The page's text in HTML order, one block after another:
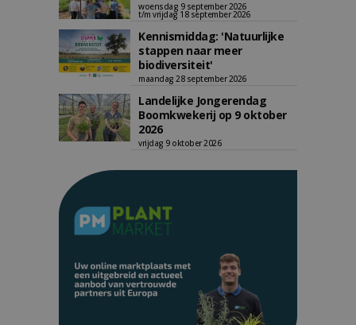
woensdag 9 september 2026
t/m vrijdag 18 september 2026
Kennismiddag: 'Natuurlijke
stappen naar meer
biodiversiteit'
maandag 28 september 2026
Landelijke Jongerendag
Boomkwekerij op 9 oktober
2026
vrijdag 9 oktober 2026